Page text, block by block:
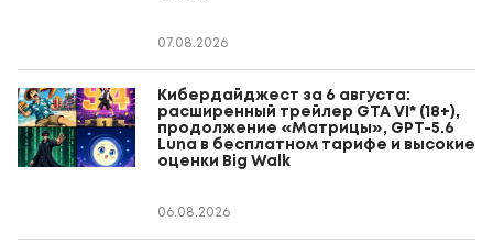
07.08.2026
Кибердайджест за 6 августа:
расширенный трейлер GTA VI* (18+),
продолжение «Матрицы», GPT-5.6
Luna в бесплатном тарифе и высокие
оценки Big Walk
06.08.2026